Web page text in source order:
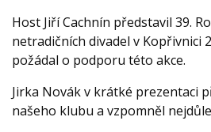
Host Jiří Cachnín představil 39.
netradičních divadel v Kopřivnici
požádal o podporu této akce.
Jirka Novák v krátké prezentaci
našeho klubu a vzpomněl